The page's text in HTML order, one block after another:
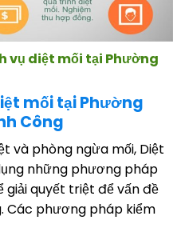
vụ diệt mối tại Phường
mối tại Phường
Công
và phòng ngừa mối, Diệt
những phương pháp
giải quyết triệt để vấn đề
Các phương pháp kiểm